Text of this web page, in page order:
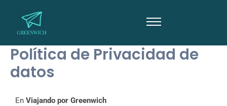
contenido
Política de Privacidad de
datos
En Viajando por Greenwich